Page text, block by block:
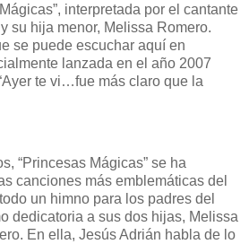
interpretada por el cantante
su hija menor, Melissa Romero.
se puede escuchar aquí en
lanzada en el año 2007
te vi…fue más claro que la
“Princesas Mágicas” se ha
canciones más emblemáticas del
un himno para los padres del
dedicatoria a sus dos hijas, Melissa
En ella, Jesús Adrián habla de lo